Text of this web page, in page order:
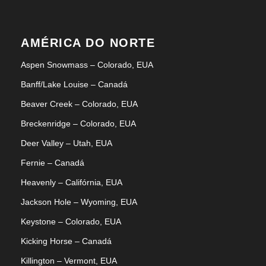
AMÉRICA DO NORTE
Aspen Snowmass – Colorado, EUA
Banff/Lake Louise – Canadá
Beaver Creek – Colorado, EUA
Breckenridge – Colorado, EUA
Deer Valley – Utah, EUA
Fernie – Canadá
Heavenly – Califórnia, EUA
Jackson Hole – Wyoming, EUA
Keystone – Colorado, EUA
Kicking Horse – Canadá
Killington – Vermont, EUA